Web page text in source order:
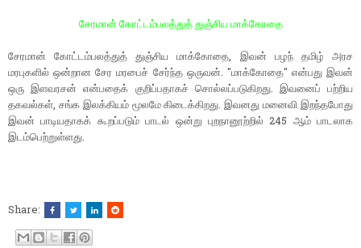
சேரமான் கோட்டம்பலத்துத் துஞ்சிய மாக்கோதை
சேரமான் கோட்டம்பலத்துத் துஞ்சிய மாக்கோதை, இவன் பழந் தமிழ் அரச
மரபுகளில் ஒன்றான சேர மரபைச் சேர்ந்த ஒருவன். "மாக்கோதை" என்பது இவன்
ஒரு இளவரசன் என்பதைக் குறிப்பதாகச் சொல்லப்படுகிறது. இவனைப் பற்றிய
தகவல்கள், சங்க இலக்கியம் மூலமே கிடைக்கிறது. இவனது மனைவி இறந்தபோது
இவன் பாடியதாகக் கூறப்படும் பாடல் ஒன்று புறநானூற்றில் 245 ஆம் பாடலாக
இடம்பெற்றுள்ளது.
Share: